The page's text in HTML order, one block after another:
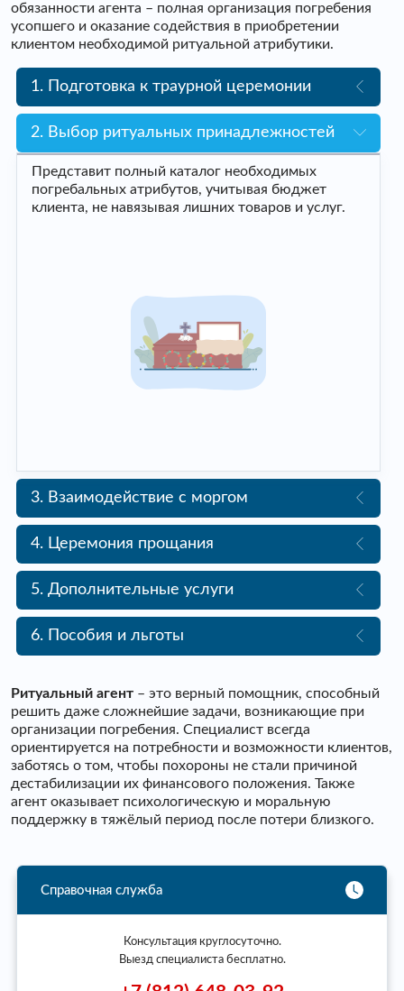
обязанности агента – полная организация погребения
усопшего и оказание содействия в приобретении
клиентом необходимой ритуальной атрибутики.
1. Подготовка к траурной церемонии
2. Выбор ритуальных принадлежностей
Представит полный каталог необходимых
погребальных атрибутов, учитывая бюджет
клиента, не навязывая лишних товаров и услуг.
3. Взаимодействие с моргом
4. Церемония прощания
5. Дополнительные услуги
6. Пособия и льготы
Ритуальный агент – это верный помощник, способный
решить даже сложнейшие задачи, возникающие при
организации погребения. Специалист всегда
ориентируется на потребности и возможности клиентов,
заботясь о том, чтобы похороны не стали причиной
дестабилизации их финансового положения. Также
агент оказывает психологическую и моральную
поддержку в тяжёлый период после потери близкого.
Справочная служба
Консультация круглосуточно.
Выезд специалиста бесплатно.